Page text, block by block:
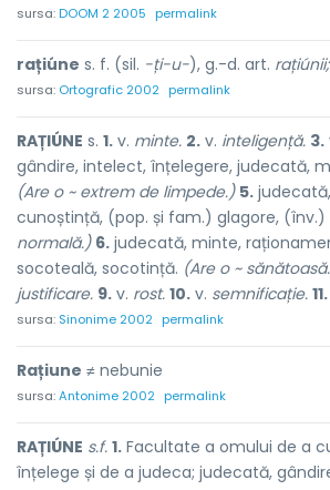
sursa:DOOM 2 2005 permalink
rațiúne s. f. (sil. -ți-u-), g.-d. art. rațiúnii;
sursa: Ortografic 2002 permalink
RAȚIÚNE s. 1. v. minte. 2. v. inteligență. 3.
gândire, intelect, înțelegere, judecată,
(Are o ~ extrem de limpede.) 5.
cunoștință, (pop. și fam.) glagore, (înv.)
normală.) 6. judecată, minte,
socoteală, socotință. (Are o ~
justificare. 9. v. rost. 10. v. semnificație. 11.
sursa: Sinonime 2002 permalink
Rațiune ≠ nebunie
sursa:Antonime 2002 permalink
RAȚIÚNE s.f. 1. Facultate a omului de a
înțelege și de a judeca; judecată,